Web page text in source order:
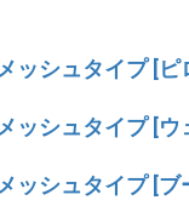
ッシュタイプ [ピ
ッシュタイプ [ウ
ッシュタイプ [ブ